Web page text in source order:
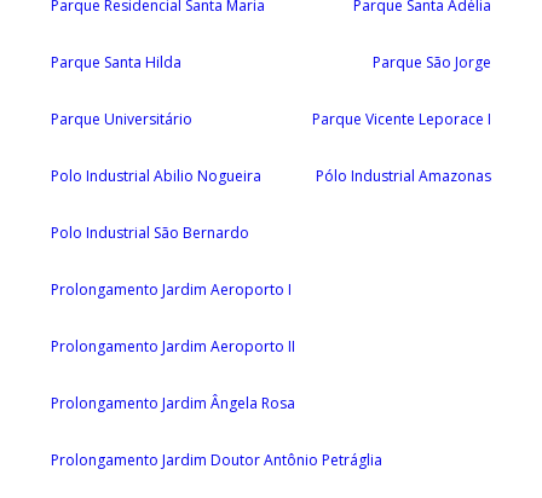
Parque Residencial Santa Maria Parque Santa Adélia
Parque Santa Hilda Parque São Jorge
Parque Universitário Parque Vicente Leporace I
Polo Industrial Abilio Nogueira Pólo Industrial Amazonas
Polo Industrial São Bernardo
Prolongamento Jardim Aeroporto I
Prolongamento Jardim Aeroporto II
Prolongamento Jardim Ângela Rosa
Prolongamento Jardim Doutor Antônio Petráglia